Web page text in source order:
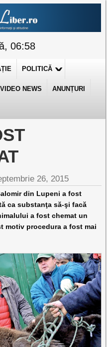
06:58
POLITICĂ
VIDEO NEWS ANUNȚURI
26, 2015
din Lupeni a fost
ca substanţa să-şi facă
a fost chemat un
motiv procedura a fost mai